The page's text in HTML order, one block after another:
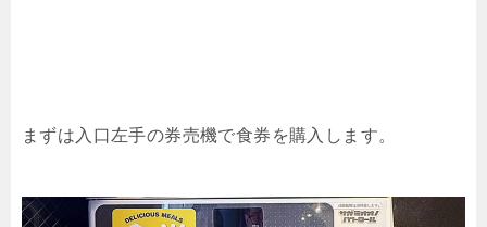
まずは入口左手の券売機で食券を購入します。